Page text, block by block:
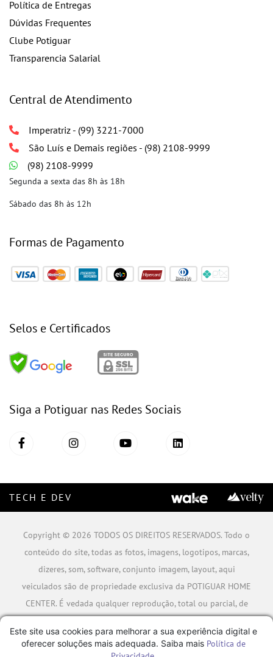
Política de Entregas
Dúvidas Frequentes
Clube Potiguar
Transparencia Salarial
Central de Atendimento
Imperatriz - (99) 3221-7000
São Luís e Demais regiões - (98) 2108-9999
(98) 2108-9999
Segunda a sexta das 8h às 18h
Sábado das 8h às 12h
Formas de Pagamento
Selos e Certificados
Siga a Potiguar nas Redes Sociais
TECH E DEV
Copyright © 2026 TODOS OS DIREITOS RESERVADOS. Todo o
conteúdo do site, todas as fotos, imagens, logotipos, marcas,
dizeres, som, software, conjunto imagem, layout, aqui
veiculados são de propriedade exclusiva da POTIGUAR HOME
CENTER. É vedada qualquer reprodução, total ou parcial, de
A violação de qualquer direito mencionado implicará na
responsabilização cível e criminal nos termos da Lei.
Este site usa cookies para melhorar a sua experiência digital e
oferecer soluções mais adequada. Saiba mais Política de